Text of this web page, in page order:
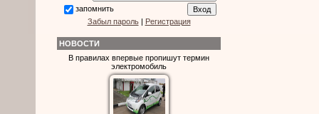
запомнить
Забыл пароль| Регистрация
НОВОСТИ
В правилах впервые пропишут термин
электромобиль